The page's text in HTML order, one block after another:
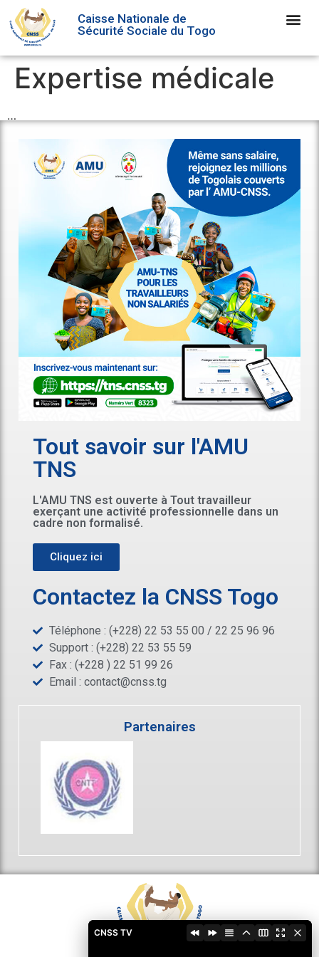
Caisse Nationale de
Sécurité Sociale du Togo
Expertise médicale
…
Tout savoir sur l'AMU
TNS
L'AMU TNS est ouverte à Tout travailleur
exerçant une activité professionnelle dans un
cadre non formalisé.
Cliquez ici
Contactez la CNSS Togo
Téléphone : (+228) 22 53 55 00 / 22 25 96 96
Support : (+228) 22 53 55 59
Fax : (+228 ) 22 51 99 26
Email : contact@cnss.tg
Partenaires
CNSS TV